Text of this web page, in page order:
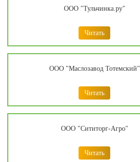
ООО "Тульчинка.ру"
Читать
ООО "Маслозавод Тотемский"
Читать
ООО "Сититорг-Агро"
Читать